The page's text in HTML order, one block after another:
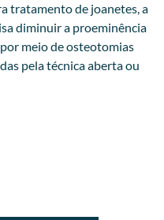
tratamento de joanetes, a
diminuir a proeminência
meio de osteotomias
pela técnica aberta ou